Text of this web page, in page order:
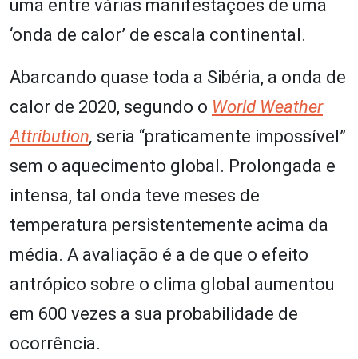
uma entre várias manifestações de uma
‘onda de calor’ de escala continental.
Abarcando quase toda a Sibéria, a onda de
calor de 2020, segundo o World Weather
Attribution, seria “praticamente impossível”
sem o aquecimento global. Prolongada e
intensa, tal onda teve meses de
temperatura persistentemente acima da
média. A avaliação é a de que o efeito
antrópico sobre o clima global aumentou
em 600 vezes a sua probabilidade de
ocorrência.